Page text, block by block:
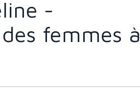
-
femmes à